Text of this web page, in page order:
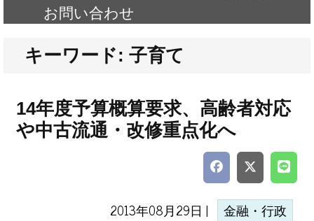
お問い合わせ
キーワード: 子育て
14年度予算概算要求、高齢者対応
や中古流通・改修重点化へ
2013年08月29日 | 金融・行政